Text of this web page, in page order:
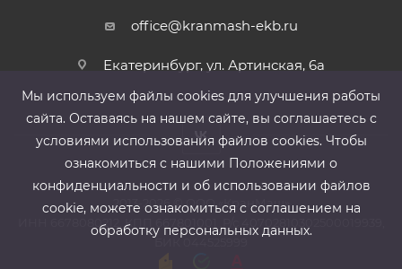
office@kranmash-ekb.ru
Екатеринбург, ул. Артинская, 6а
2013-2026 ©ООО «КранМаш»
ИНН 6678080212, КПП 667801001 ,Р/с 40702810302500019939,
БИК 044525999
Мы используем файлы cооkies для улучшения работы
сайта. Оставаясь на нашем сайте, вы соглашаетесь с
условиями использования файлов cооkies. Чтобы
ознакомиться с нашими Положениями о
конфиденциальности и об использовании файлов
cookie, можете ознакомиться с соглашением на
обработку персональных данных.